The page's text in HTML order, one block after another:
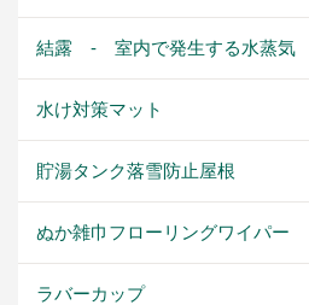
結露 - 室内で発生する水蒸気
水け対策マット
貯湯タンク落雪防止屋根
ぬか雑巾フローリングワイパー
ラバーカップ